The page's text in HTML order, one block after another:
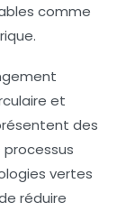
comme
.
et
des
vertes
réduire